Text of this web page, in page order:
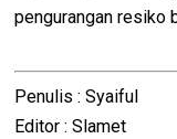
pengurangan resiko
Penulis : Syaiful
Editor : Slamet